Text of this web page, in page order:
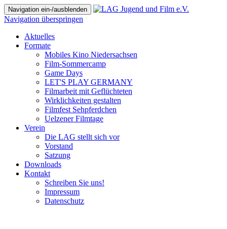
Navigation ein-/ausblenden
Navigation überspringen
Aktuelles
Formate
Mobiles Kino Niedersachsen
Film-Sommercamp
Game Days
LET'S PLAY GERMANY
Filmarbeit mit Geflüchteten
Wirklichkeiten gestalten
Filmfest Sehpferdchen
Uelzener Filmtage
Verein
Die LAG stellt sich vor
Vorstand
Satzung
Downloads
Kontakt
Schreiben Sie uns!
Impressum
Datenschutz